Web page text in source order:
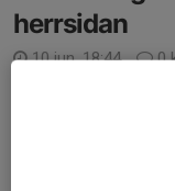
herrsidan
10 jun, 18:44
0
Efter nästa 4 år
för herrlaget,
Damir Spahic,